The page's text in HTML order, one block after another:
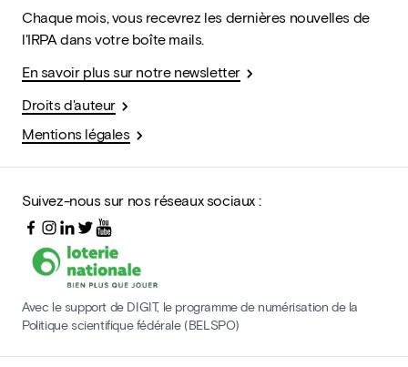
Chaque mois, vous recevrez les dernières nouvelles de
l'IRPA dans votre boîte mails.
En savoir plus sur notre newsletter
Droits d'auteur
Mentions légales
Suivez-nous sur nos réseaux sociaux :
Avec le support de DIGIT, le programme de numérisation de la
Politique scientifique fédérale (BELSPO)